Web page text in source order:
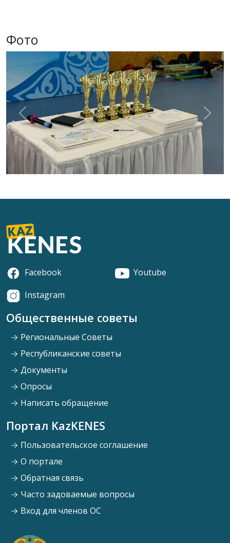
Фото
Previous Next
Facebook
Youtube
Instagram
Общественные советы
Региональные Советы
Республиканские советы
Документы
Опросы
Написать обращение
Портал KazKENES
Пользовательское соглашение
О портале
Обратная связь
Часто задоваемые вопросы
Вход для членов ОС